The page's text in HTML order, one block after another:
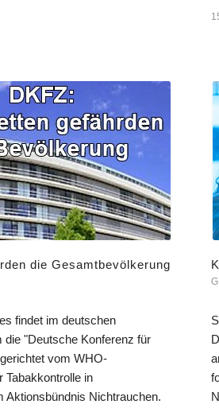
die Gesamtbevölkerung
findet im deutschen
"Deutsche Konferenz für
vom WHO-
Tabakkontrolle in
Aktionsbündnis Nichtrauchen.